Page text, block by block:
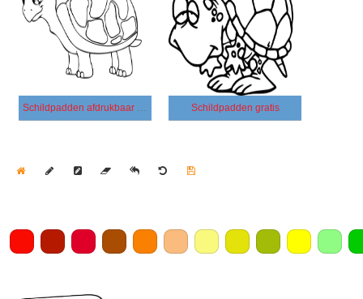
Schildpadden afdrukbaar voor kinderen Schildpadden gratis